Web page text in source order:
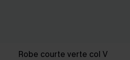
Robe courte verte col V